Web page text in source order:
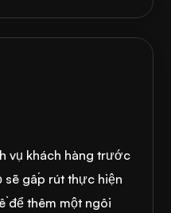
vụ khách hàng trước
sẽ gấp rút thực hiện
để thêm một ngôi